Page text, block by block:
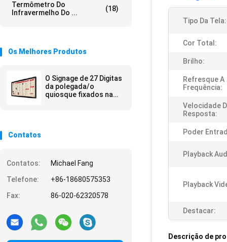
Termômetro Do
Infravermelho Do ...
(18)
Os Melhores Produtos
O Signage de 27 Digitas
da polegada/o
quiosque fixados na
Contatos
Contatos:
Michael Fang
Telefone:
+86-18680575353
Fax:
86-020-62320578
Tipo Da Tela:
Cor Total:
Brilho:
Refresque A
Frequência:
Velocidade
Resposta:
Poder
Playback
Playback
Destacar:
Descrição de